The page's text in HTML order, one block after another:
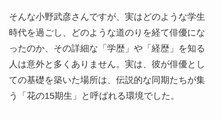
そんな小野武彦さんですが、実はどのような学生
時代を過ごし、どのような道のりを経て俳優にな
ったのか、その詳細な「学歴」や「経歴」を知る
人は意外と多くありません。実は、彼が俳優とし
ての基礎を築いた場所は、伝説的な同期たちが集
う「花の15期生」と呼ばれる環境でした。